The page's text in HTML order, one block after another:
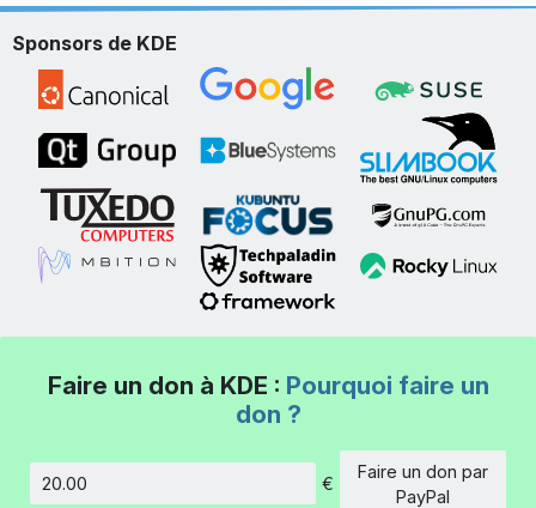
Sponsors de KDE
Faire un don à KDE : Pourquoi faire un
don ?
Montant
€
Faire un don par
PayPal